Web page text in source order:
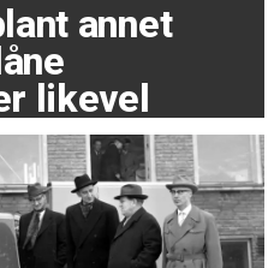
annet
likevel